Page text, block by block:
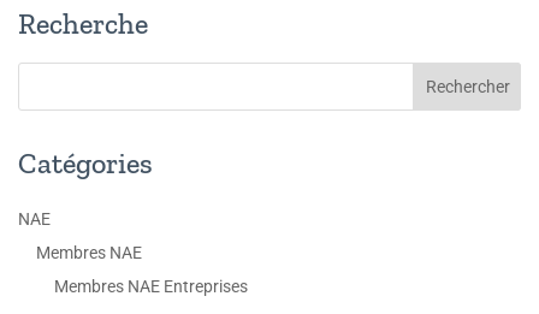
Recherche
Catégories
NAE
Membres NAE
Membres NAE Entreprises